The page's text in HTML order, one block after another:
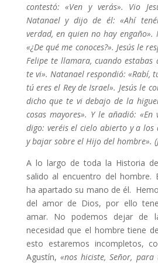
contestó: «Ven y verás». Vio
Natanael y dijo de él: «Ahí
verdad, en quien no hay engaño».
«¿De qué me conoces?». Jesús le
Felipe te llamara, cuando estabas
te vi». Natanael respondió: «Rabí,
tú eres el Rey de Israel». Jesús le
dicho que te vi debajo de la
cosas mayores». Y le añadió: «En
digo: veréis el cielo abierto y a los
y bajar sobre el Hijo del hombre».
A lo largo de toda la Historia
salido al encuentro del hombre.
ha apartado su mano de él.
del amor de Dios, por ello
amar. No podemos dejar de
necesidad que el hombre tiene
esto estaremos incompletos,
Agustín, «nos hiciste, Señor,